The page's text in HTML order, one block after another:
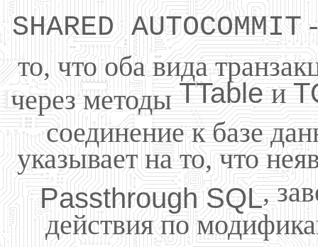
SHARED AUTOCOMMIT-
то, что оба вида
через методыTTableи
соединение к базе
указывает на то, что
Passthrough SQL,
действия по